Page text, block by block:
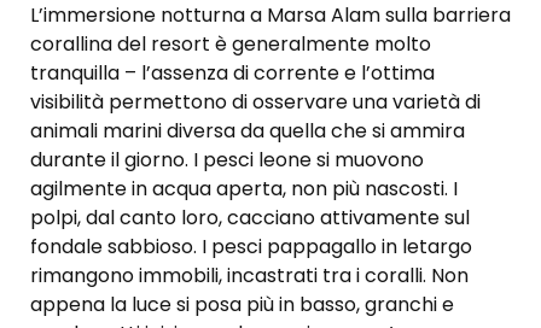
L’immersione notturna a Marsa Alam sulla barriera
corallina del resort è generalmente molto
tranquilla – l’assenza di corrente e l’ottima
visibilità permettono di osservare una varietà di
animali marini diversa da quella che si ammira
durante il giorno. I pesci leone si muovono
agilmente in acqua aperta, non più nascosti. I
polpi, dal canto loro, cacciano attivamente sul
fondale sabbioso. I pesci pappagallo in letargo
rimangono immobili, incastrati tra i coralli. Non
appena la luce si posa più in basso, granchi e